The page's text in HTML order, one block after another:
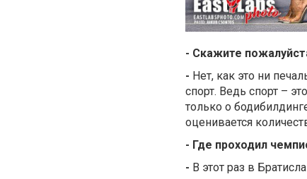
- Скажите
- Нет, как это ни
спорт. Ведь спорт –
только о
оценивается
- Где проходил
- В этот раз в